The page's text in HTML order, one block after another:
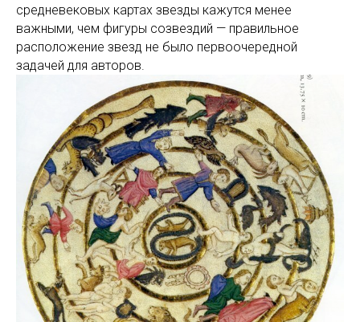
средневековых картах звезды кажутся менее
важными, чем фигуры созвездий — правильное
расположение звезд не было первоочередной
задачей для авторов.